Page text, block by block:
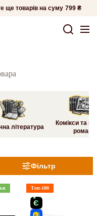
ще товарів на суму 799 ₴
література
Комікси та
романи
Фільтр
Топ-100